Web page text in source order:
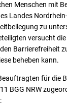
Menschen mit
Landes
zu
versucht
Barrierefreiheit
beheben kann.
für die
BGG NRW